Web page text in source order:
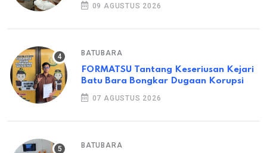
09 AGUSTUS 2026
BATUBARA
FORMATSU Tantang Keseriusan Kejari
Batu Bara Bongkar Dugaan Korupsi
07 AGUSTUS 2026
BATUBARA